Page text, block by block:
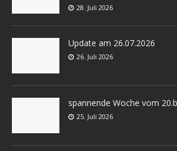
28. Juli 2026
Update am 26.07.2026
26. Juli 2026
spannende Woche vom
25. Juli 2026